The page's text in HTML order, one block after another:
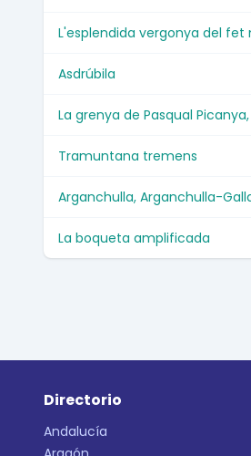
L'esplendida vergonya del fet
Asdrúbila
La grenya de Pasqual
Tramuntana tremens
Arganchulla, Arganchulla-
La boqueta amplificada
Directorio
Andalucía